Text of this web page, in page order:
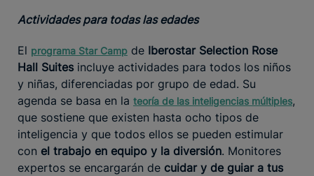
Actividades para todas las edades
El programa Star Camp de Iberostar Selection Rose
Hall Suites incluye actividades para todos los niños
y niñas, diferenciadas por grupo de edad. Su
agenda se basa en la teoría de las inteligencias múltiples,
que sostiene que existen hasta ocho tipos de
inteligencia y que todos ellos se pueden estimular
con el trabajo en equipo y la diversión. Monitores
expertos se encargarán de cuidar y de guiar a tus